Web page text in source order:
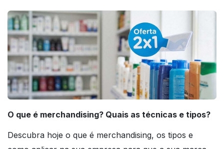
O que é merchandising? Quais as técnicas e tipos?
Descubra hoje o que é merchandising, os tipos e